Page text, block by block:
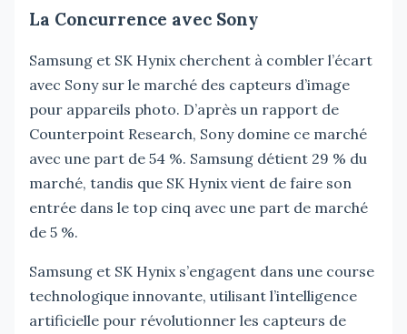
La Concurrence avec Sony
Samsung et SK Hynix cherchent à combler l’écart
avec Sony sur le marché des capteurs d’image
pour appareils photo. D’après un rapport de
Counterpoint Research, Sony domine ce marché
avec une part de 54 %. Samsung détient 29 % du
marché, tandis que SK Hynix vient de faire son
entrée dans le top cinq avec une part de marché
de 5 %.
Samsung et SK Hynix s’engagent dans une course
technologique innovante, utilisant l’intelligence
artificielle pour révolutionner les capteurs de